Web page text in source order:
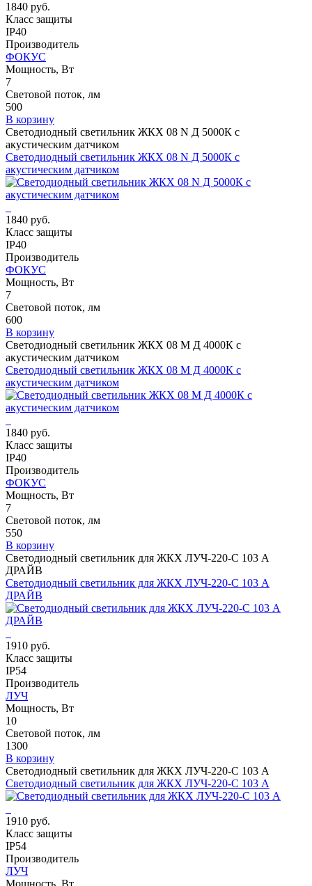
1840 руб.
Класс защиты
IP40
Производитель
ФОКУС
Мощность, Вт
7
Световой поток, лм
500
В корзину
Светодиодный светильник ЖКХ 08 N Д 5000К с
акустическим датчиком
Светодиодный светильник ЖКХ 08 N Д 5000К с
акустическим датчиком
1840 руб.
Класс защиты
IP40
Производитель
ФОКУС
Мощность, Вт
7
Световой поток, лм
600
В корзину
Светодиодный светильник ЖКХ 08 M Д 4000К с
акустическим датчиком
Светодиодный светильник ЖКХ 08 M Д 4000К с
акустическим датчиком
1840 руб.
Класс защиты
IP40
Производитель
ФОКУС
Мощность, Вт
7
Световой поток, лм
550
В корзину
Светодиодный светильник для ЖКХ ЛУЧ-220-С 103 А
ДРАЙВ
Светодиодный светильник для ЖКХ ЛУЧ-220-С 103 А
ДРАЙВ
1910 руб.
Класс защиты
IP54
Производитель
ЛУЧ
Мощность, Вт
10
Световой поток, лм
1300
В корзину
Светодиодный светильник для ЖКХ ЛУЧ-220-С 103 А
Светодиодный светильник для ЖКХ ЛУЧ-220-С 103 А
1910 руб.
Класс защиты
IP54
Производитель
ЛУЧ
Мощность, Вт